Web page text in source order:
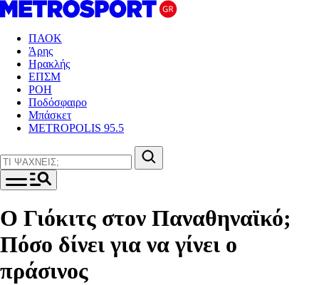
ΠΑΟΚ
Άρης
Ηρακλής
ΕΠΣΜ
ΡΟΗ
Ποδόσφαιρο
Μπάσκετ
METROPOLIS 95.5
Ο Γιόκιτς στον Παναθηναϊκό;
Πόσο δίνει για να γίνει ο
πράσινος